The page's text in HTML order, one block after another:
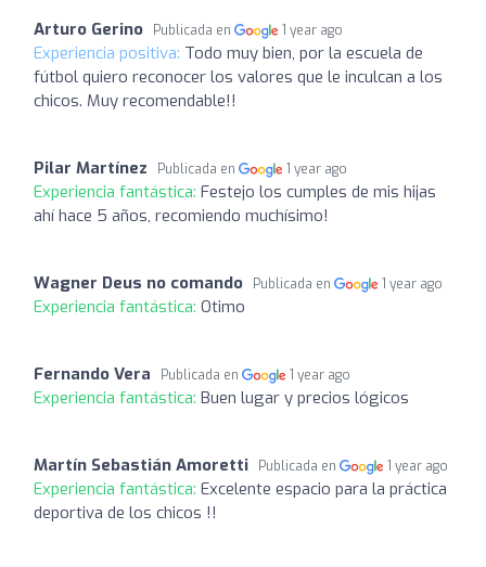
Arturo Gerino Publicada en 1 year ago
Experiencia positiva: Todo muy bien, por la escuela de
fútbol quiero reconocer los valores que le inculcan a los
chicos. Muy recomendable!!
Pilar Martínez Publicada en 1 year ago
Experiencia fantástica: Festejo los cumples de mis hijas
ahí hace 5 años, recomiendo muchísimo!
Wagner Deus no comando Publicada en 1 year ago
Experiencia fantástica: Otimo
Fernando Vera Publicada en 1 year ago
Experiencia fantástica: Buen lugar y precios lógicos
Martín Sebastián Amoretti Publicada en 1 year ago
Experiencia fantástica: Excelente espacio para la práctica
deportiva de los chicos !!